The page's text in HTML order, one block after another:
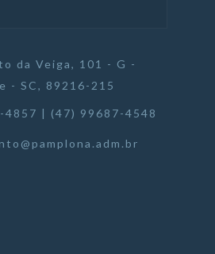
da Veiga, 101 - G -
- SC, 89216-215
4857 | (47) 99687-4548